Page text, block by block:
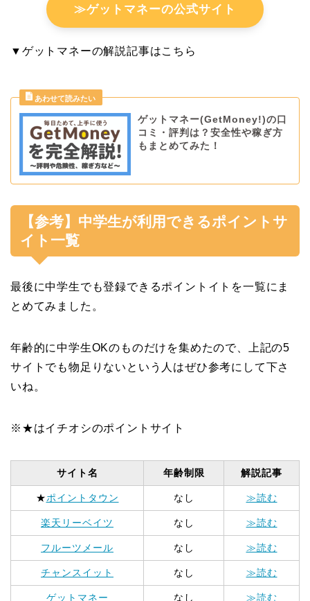
≫ゲットマネーの公式サイト
▼ゲットマネーの解説記事はこちら
ゲットマネー(GetMoney!)の口
コミ・評判は？安全性や稼ぎ方
もまとめてみた！
【参考】中学生が利用できるポイントサ
イト一覧
最後に中学生でも登録できるポイントイトを一覧にま
とめてみました。
年齢的に中学生OKのものだけを集めたので、上記の5
サイトでも物足りないという人はぜひ参考にして下さ
いね。
※★はイチオシのポイントサイト
サイト名 年齢制限 解説記事
★ポイントタウン なし ≫読む
楽天リーベイツ なし ≫読む
フルーツメール なし ≫読む
チャンスイット なし ≫読む
ゲットマネー なし ≫読む